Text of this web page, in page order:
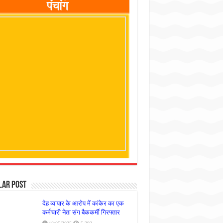
Post
देह व्यापार के आरोप में कांकेर का एक
कर्मचारी नेता संग बैककर्मी गिरफ्तार